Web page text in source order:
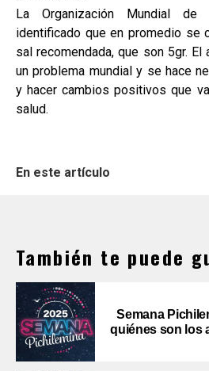
La Organización Mundial
identificado que en promedio se
sal recomendada, que son 5gr.
un problema mundial y se hace
y hacer cambios positivos que
salud.
En este artículo
También te puede
Semana
quiénes son los